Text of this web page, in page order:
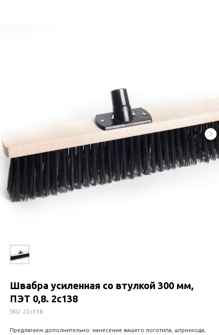
Швабра усиленная со втулкой 300 мм,
ПЭТ 0,8. 2с138
SKU: 22с138
Предлагаем дополнительно: нанесение вашего логотипа, штрихкода,